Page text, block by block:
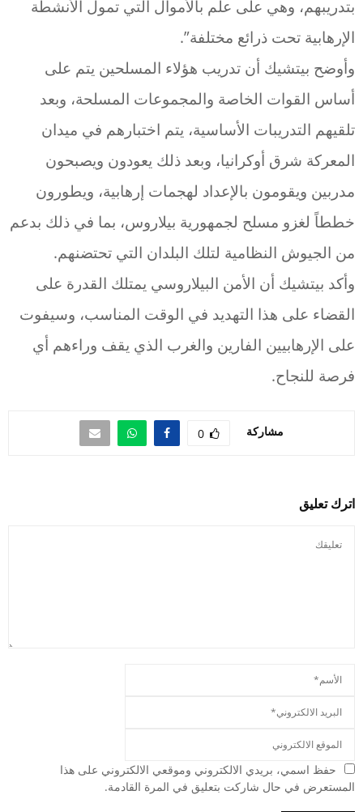
بتدريبهم، وهي على علم بالأموال التي تمول الأنشطة
الإرهابية تحت ذرائع مختلفة”.
وأوضح بيتشيك أن تدريب هؤلاء المسلحين يتم على
أساس القوات الخاصة والمجموعات المسلحة، وبعد
تلقيهم التدريبات الأساسية، يتم اختبارهم في ميدان
المعركة شرق أوكرانيا، وبعد ذلك يعودون ويصبحون
مدربين ويقومون بالإعداد لهجمات إرهابية، ويطورون
خططاً لغزو مسلح لجمهورية بيلاروس، بما في ذلك بدعم
من الجيوش النظامية لتلك البلدان التي تحتضنهم.
وأكد بيتشيك أن الأمن البيلاروسي يمتلك القدرة على
القضاء على هذا التهديد في الوقت المناسب، وسيفوت
على الإرهابيين الفارين والغرب الذي يقف وراءهم أي
فرصة للنجاح.
مشاركة 0
اترك تعليق
حفظ اسمي، بريدي الالكتروني وموقعي الالكتروني على هذا
المستعرض في حال شاركت بتعليق في المرة القادمة.